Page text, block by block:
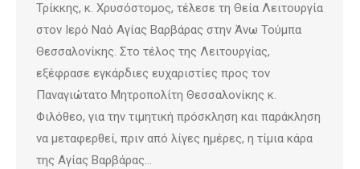
Τρίκκης, κ. Χρυσόστομος, τέλεσε τη Θεία Λειτουργία
στον Ιερό Ναό Αγίας Βαρβάρας στην Άνω Τούμπα
Θεσσαλονίκης. Στο τέλος της Λειτουργίας,
εξέφρασε εγκάρδιες ευχαριστίες προς τον
Παναγιώτατο Μητροπολίτη Θεσσαλονίκης κ.
Φιλόθεο, για την τιμητική πρόσκληση και παράκληση
να μεταφερθεί, πριν από λίγες ημέρες, η τίμια κάρα
της Αγίας Βαρβάρας…